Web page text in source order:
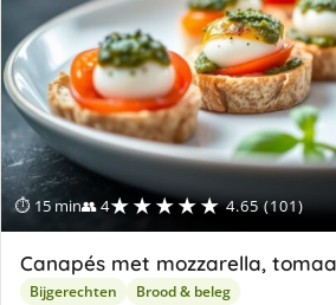
⏱ 15 min👥 4★★★★★ 4.65 (101)
Canapés met mozzarella,
Bijgerechten Brood & beleg